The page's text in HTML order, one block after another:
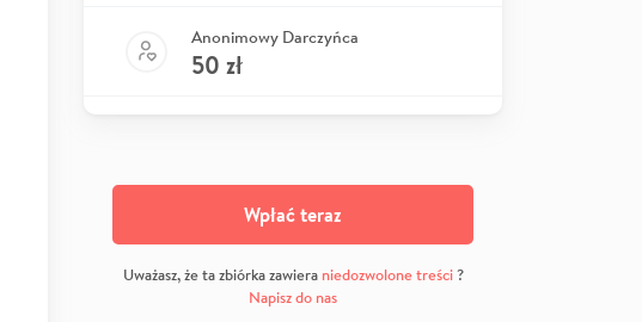
Anonimowy Darczyńca
50 zł
Wpłać teraz
Uważasz, że ta zbiórka zawiera niedozwolone treści?
Napisz do nas